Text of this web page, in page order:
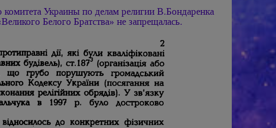
комитета Украины по делам религии В.Бондаренка
Белого Братства» не запрещалась.